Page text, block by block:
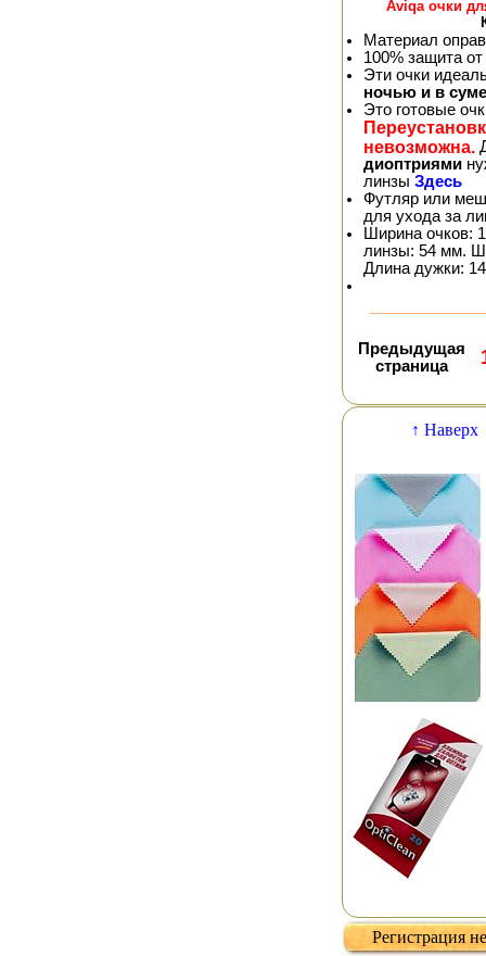
Aviqa очки
Материал
100% защита
Эти очки
ночью и в
Это готовые
невозможна.
диоптриями
линзы Здесь
Футляр или
для ухода за
Ширина очков:
линзы: 54 мм.
Длина дужки:
Предыдущая
страница
↑ Наверх
Регистрация